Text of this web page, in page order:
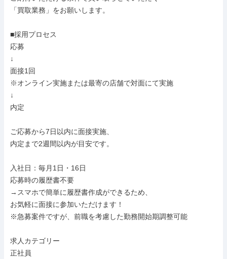
「買取業務」をお願いします。
■採用プロセス
応募
↓
面接1回
※オンライン実施または最寄の店舗で対面にて実施
↓
内定
ご応募から7日以内に面接実施、
内定まで2週間以内が目安です。
入社日：毎月1日・16日
応募時の履歴書不要
→スマホで簡単に履歴書作成ができるため、
お気軽に面接に参加いただけます！
※急募案件ですが、前職を考慮した勤務開始期調整可能
求人カテゴリー
正社員